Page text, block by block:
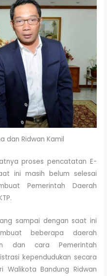
dan Ridwan Kamil
proses pencatatan E-
ini masih belum selesai
Pemerintah Daerah
sampai dengan saat ini
beberapa daerah
dan cara Pemerintah
kependudukan secara
Walikota Bandung Ridwan